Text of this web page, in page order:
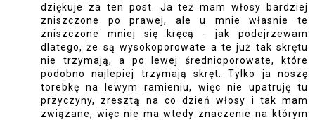
dziękuje za ten post. Ja też mam włosy bardziej
zniszczone po prawej, ale u mnie własnie te
zniszczone mniej się kręcą - jak podejrzewam
dlatego, że są wysokoporowate a te już tak skrętu
nie trzymają, a po lewej średnioporowate, które
podobno najlepiej trzymają skręt. Tylko ja noszę
torebkę na lewym ramieniu, więc nie upatruję tu
przyczyny, zresztą na co dzień włosy i tak mam
związane, więc nie ma wtedy znaczenie na którym